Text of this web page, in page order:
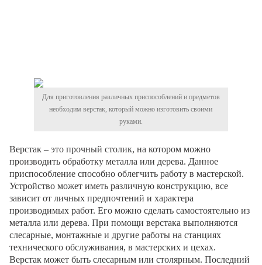
Для приготовления различных приспособлений и предметов
необходим верстак, который можно изготовить своими
руками.
Верстак – это прочный столик, на котором можно
производить обработку металла или дерева. Данное
приспособление способно облегчить работу в мастерской.
Устройство может иметь различную конструкцию, все
зависит от личных предпочтений и характера
производимых работ. Его можно сделать самостоятельно из
металла или дерева. При помощи верстака выполняются
слесарные, монтажные и другие работы на станциях
технического обслуживания, в мастерских и цехах.
Верстак может быть слесарным или столярным. Последний